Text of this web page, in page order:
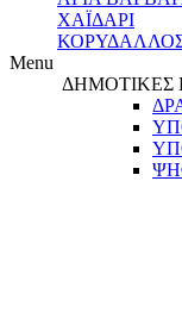
ΧΑΪΔΑΡΙ
Menu
ΔΗΜΟΤΙΚΕΣ